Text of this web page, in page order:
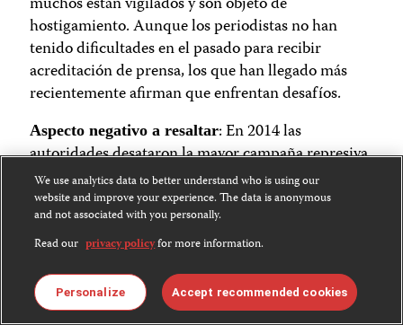
hostigamiento. Aunque los periodistas no han
tenido dificultades en el pasado para recibir
acreditación de prensa, los que han llegado más
recientemente afirman que enfrentan desafíos.
Aspecto negativo a resaltar: En 2014 las
autoridades desataron la mayor campaña represiva
contra la prensa desde unaofensivade 2005 que
siguió a disputadas elecciones parlamentarias. Diez
periodistas y blogueros independientes fueron
arrestados y acusados de cometer delitos contra el
independientes fueron cerradas.
We use analytics data to better understand who is using our
website and improve your experience. The data is anonymous
and not associated with you personally.
Read our privacy policyfor more information.
Personalize Accept recommended cookies